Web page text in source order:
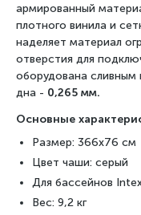
армированный
плотного винила и
наделяет материал
отверстия для
оборудована
дна - 0,265 мм.
Основные
Размер: 366x76 см
Цвет чаши: серый
Для бассейнов
Вес: 9,2 кг